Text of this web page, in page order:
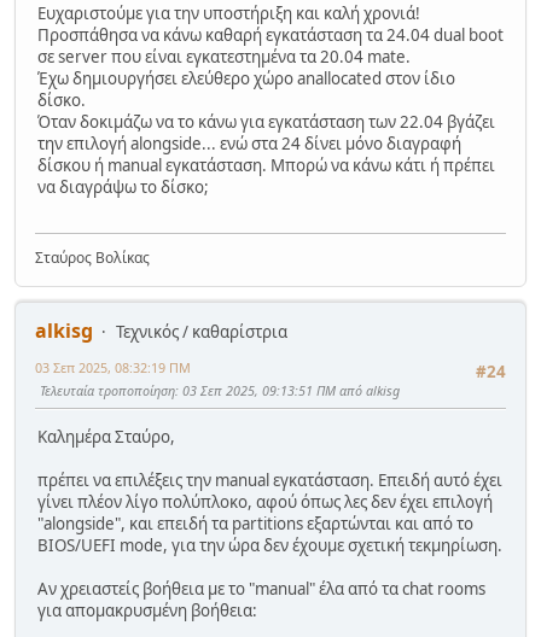
Ευχαριστούμε για την υποστήριξη και καλή χρονιά!
Προσπάθησα να κάνω καθαρή εγκατάσταση τα 24.04 dual boot
σε server που είναι εγκατεστημένα τα 20.04 mate.
Έχω δημιουργήσει ελεύθερο χώρο anallocated στον ίδιο
δίσκο.
Όταν δοκιμάζω να το κάνω για εγκατάσταση των 22.04 βγάζει
την επιλογή alongside... ενώ στα 24 δίνει μόνο διαγραφή
δίσκου ή manual εγκατάσταση. Μπορώ να κάνω κάτι ή πρέπει
να διαγράψω το δίσκο;
Σταύρος Βολίκας
alkisg
Τεχνικός / καθαρίστρια
#24
03 Σεπ 2025, 08:32:19 ΠΜ
Τελευταία τροποποίηση: 03 Σεπ 2025, 09:13:51 ΠΜ από alkisg
Καλημέρα Σταύρο,
πρέπει να επιλέξεις την manual εγκατάσταση. Επειδή αυτό έχει
γίνει πλέον λίγο πολύπλοκο, αφού όπως λες δεν έχει επιλογή
"alongside", και επειδή τα partitions εξαρτώνται και από το
BIOS/UEFI mode, για την ώρα δεν έχουμε σχετική τεκμηρίωση.
Αν χρειαστείς βοήθεια με το "manual" έλα από τα chat rooms
για απομακρυσμένη βοήθεια: